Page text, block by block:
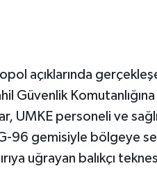
açıklarında
Güvenlik
UMKE personeli ve
96 gemisiyle bölgeye
uğrayan balıkçı